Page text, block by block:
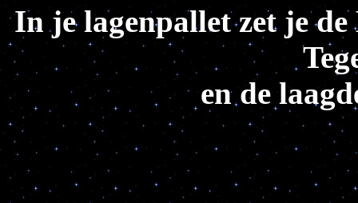
In je lagenpallet zet je
en de